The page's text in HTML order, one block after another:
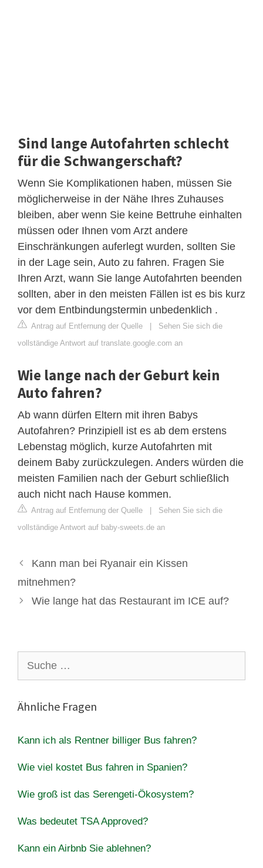
Sind lange Autofahrten schlecht
für die Schwangerschaft?
Wenn Sie Komplikationen haben, müssen Sie
möglicherweise in der Nähe Ihres Zuhauses
bleiben, aber wenn Sie keine Bettruhe einhalten
müssen oder Ihnen vom Arzt andere
Einschränkungen auferlegt wurden, sollten Sie
in der Lage sein, Auto zu fahren. Fragen Sie
Ihren Arzt, wann Sie lange Autofahrten beenden
sollten, aber in den meisten Fällen ist es bis kurz
vor dem Entbindungstermin unbedenklich .
Antrag auf Entfernung der Quelle | Sehen Sie sich die
vollständige Antwort auf translate.google.com an
Wie lange nach der Geburt kein
Auto fahren?
Ab wann dürfen Eltern mit ihren Babys
Autofahren? Prinzipiell ist es ab dem erstens
Lebenstag möglich, kurze Autofahrten mit
deinem Baby zurückzulegen. Anders würden die
meisten Familien nach der Geburt schließlich
auch nicht nach Hause kommen.
Antrag auf Entfernung der Quelle | Sehen Sie sich die
vollständige Antwort auf baby-sweets.de an
Kann man bei Ryanair ein Kissen
mitnehmen?
Wie lange hat das Restaurant im ICE auf?
nach:
Ähnliche Fragen
Kann ich als Rentner billiger Bus fahren?
Wie viel kostet Bus fahren in Spanien?
Wie groß ist das Serengeti-Ökosystem?
Was bedeutet TSA Approved?
Kann ein Airbnb Sie ablehnen?